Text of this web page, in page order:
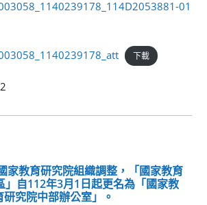
01
下載
家教育研究院組織調整，「國家教育
」自112年3月1日起更名為「國家教
研究院中部辦公室」。